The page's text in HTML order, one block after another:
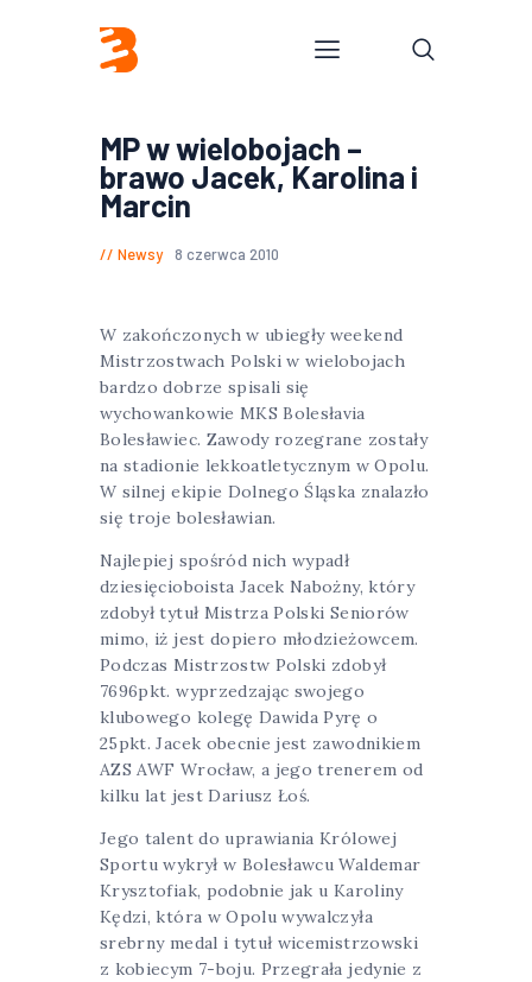
MP w wielobojach –
brawo Jacek, Karolina i
Marcin
Newsy 8 czerwca 2010
W zakończonych w ubiegły weekend
Mistrzostwach Polski w wielobojach
bardzo dobrze spisali się
wychowankowie MKS Bolesłavia
Bolesławiec. Zawody rozegrane zostały
na stadionie lekkoatletycznym w Opolu.
W silnej ekipie Dolnego Śląska znalazło
się troje bolesławian.
Najlepiej spośród nich wypadł
dziesięcioboista Jacek Nabożny, który
zdobył tytuł Mistrza Polski Seniorów
mimo, iż jest dopiero młodzieżowcem.
Podczas Mistrzostw Polski zdobył
7696pkt. wyprzedzając swojego
klubowego kolegę Dawida Pyrę o
25pkt. Jacek obecnie jest zawodnikiem
AZS AWF Wrocław, a jego trenerem od
kilku lat jest Dariusz Łoś.
Jego talent do uprawiania Królowej
Sportu wykrył w Bolesławcu Waldemar
Krysztofiak, podobnie jak u Karoliny
Kędzi, która w Opolu wywalczyła
srebrny medal i tytuł wicemistrzowski
z kobiecym 7-boju. Przegrała jedynie z